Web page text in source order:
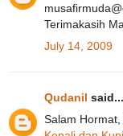
Terimakasih
July 14, 2009
Qudanil said...
Salam